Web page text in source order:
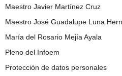
Maestro Javier Martínez Cruz
Maestro José Guadalupe Luna
María del Rosario Mejía Ayala
Pleno del Infoem
Protección de datos personales